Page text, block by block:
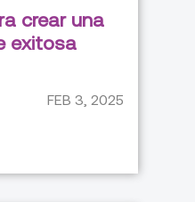
crear una
exitosa
FEB 3, 2025